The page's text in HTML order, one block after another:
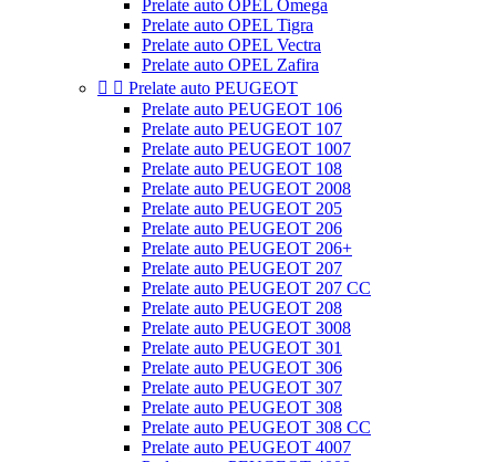
Prelate auto OPEL Omega
Prelate auto OPEL Tigra
Prelate auto OPEL Vectra
Prelate auto OPEL Zafira
  Prelate auto PEUGEOT
Prelate auto PEUGEOT 106
Prelate auto PEUGEOT 107
Prelate auto PEUGEOT 1007
Prelate auto PEUGEOT 108
Prelate auto PEUGEOT 2008
Prelate auto PEUGEOT 205
Prelate auto PEUGEOT 206
Prelate auto PEUGEOT 206+
Prelate auto PEUGEOT 207
Prelate auto PEUGEOT 207 CC
Prelate auto PEUGEOT 208
Prelate auto PEUGEOT 3008
Prelate auto PEUGEOT 301
Prelate auto PEUGEOT 306
Prelate auto PEUGEOT 307
Prelate auto PEUGEOT 308
Prelate auto PEUGEOT 308 CC
Prelate auto PEUGEOT 4007